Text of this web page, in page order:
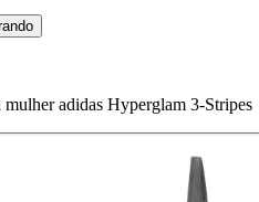
mulher adidas Hyperglam 3-Stripes